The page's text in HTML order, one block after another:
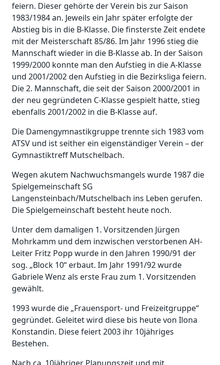
feiern. Dieser gehörte der Verein bis zur Saison
1983/1984 an. Jeweils ein Jahr später erfolgte der
Abstieg bis in die B-Klasse. Die finsterste Zeit endete
mit der Meisterschaft 85/86. Im Jahr 1996 stieg die
Mannschaft wieder in die B-Klasse ab. In der Saison
1999/2000 konnte man den Aufstieg in die A-Klasse
und 2001/2002 den Aufstieg in die Bezirksliga feiern.
Die 2. Mannschaft, die seit der Saison 2000/2001 in
der neu gegründeten C-Klasse gespielt hatte, stieg
ebenfalls 2001/2002 in die B-Klasse auf.
Die Damengymnastikgruppe trennte sich 1983 vom
ATSV und ist seither ein eigenständiger Verein – der
Gymnastiktreff Mutschelbach.
Wegen akutem Nachwuchsmangels wurde 1987 die
Spielgemeinschaft SG
Langensteinbach/Mutschelbach ins Leben gerufen.
Die Spielgemeinschaft besteht heute noch.
Unter dem damaligen 1. Vorsitzenden Jürgen
Mohrkamm und dem inzwischen verstorbenen AH-
Leiter Fritz Popp wurde in den Jahren 1990/91 der
sog. „Block 10“ erbaut. Im Jahr 1991/92 wurde
Gabriele Wenz als erste Frau zum 1. Vorsitzenden
gewählt.
1993 wurde die „Frauensport- und Freizeitgruppe“
gegründet. Geleitet wird diese bis heute von Ilona
Konstandin. Diese feiert 2003 ihr 10jähriges
Bestehen.